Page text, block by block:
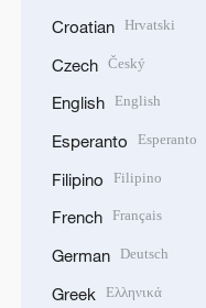
Croatian Hrvatski
Czech Český
English English
Esperanto Esperanto
Filipino Filipino
French Français
German Deutsch
Greek Ελληνικά